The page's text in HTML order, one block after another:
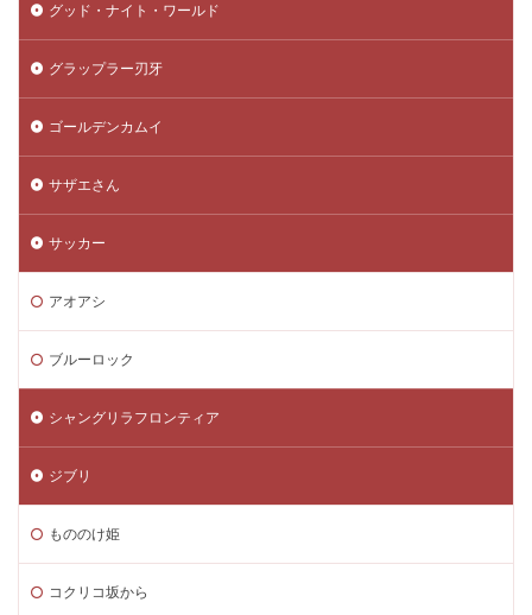
グッド・ナイト・ワールド
グラップラー刃牙
ゴールデンカムイ
サザエさん
サッカー
アオアシ
ブルーロック
シャングリラフロンティア
ジブリ
もののけ姫
コクリコ坂から